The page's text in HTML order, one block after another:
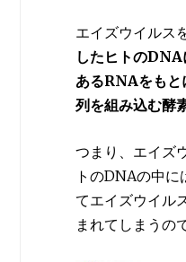
エイズウイルス
したヒトの
あるRNAをも
列を組み込む酵
つまり、エイズ
トのDNAの中に
てエイズウイル
まれてしまうの